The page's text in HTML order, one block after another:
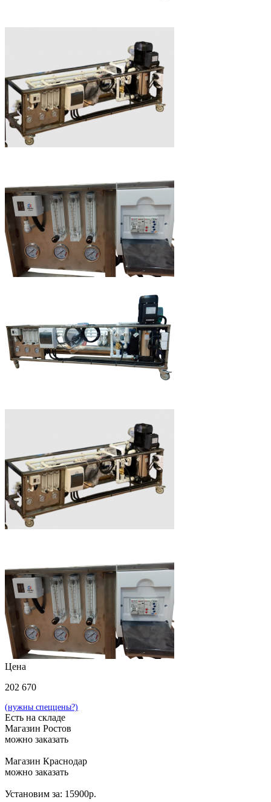
Цена
202 670
(нужны спеццены?)
Есть на складе
Магазин Ростов
можно заказать
Магазин Краснодар
можно заказать
Установим за: 15900р.